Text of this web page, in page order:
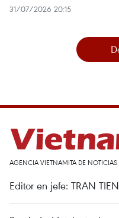
31/07/2026 20:15
AGENCIA VIETNAMITA DE NOTICIAS
Editor en jefe: TRAN